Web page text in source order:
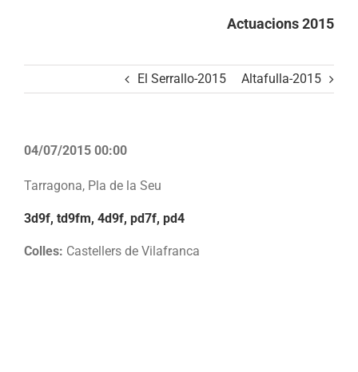
Actuacions 2015
El Serrallo-2015 Altafulla-2015
04/07/2015 00:00
Tarragona, Pla de la Seu
3d9f, td9fm, 4d9f, pd7f, pd4
Colles: Castellers de Vilafranca